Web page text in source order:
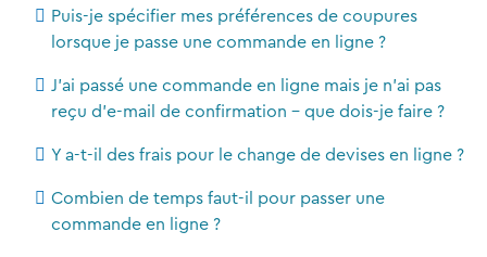
Puis-je spécifier mes préférences de coupures
lorsque je passe une commande en ligne ?
J'ai passé une commande en ligne mais je n'ai pas
reçu d'e-mail de confirmation - que dois-je faire ?
Y a-t-il des frais pour le change de devises en ligne ?
Combien de temps faut-il pour passer une
commande en ligne ?